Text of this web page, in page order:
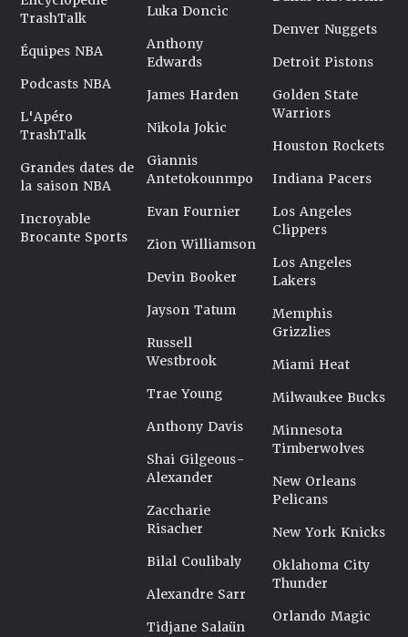
TrashTalk
Équipes NBA
Podcasts NBA
L'Apéro
TrashTalk
Grandes dates de
la saison NBA
Incroyable
Brocante Sports
Luka Doncic
Anthony
Edwards
James Harden
Nikola Jokic
Giannis
Antetokounmpo
Evan Fournier
Zion Williamson
Devin Booker
Jayson Tatum
Russell
Westbrook
Trae Young
Anthony Davis
Shai Gilgeous-
Alexander
Zaccharie
Risacher
Bilal Coulibaly
Alexandre Sarr
Tidjane Salaün
Denver Nuggets
Detroit Pistons
Golden State
Warriors
Houston Rockets
Indiana Pacers
Los Angeles
Clippers
Los Angeles
Lakers
Memphis
Grizzlies
Miami Heat
Milwaukee Bucks
Minnesota
Timberwolves
New Orleans
Pelicans
New York Knicks
Oklahoma City
Thunder
Orlando Magic